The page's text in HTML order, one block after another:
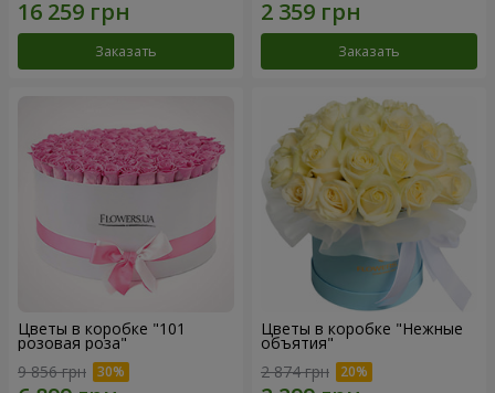
Заказать Заказать
Цветы в коробке "101
розовая роза"
9 856 грн
Цветы в коробке "Нежные
объятия"
2 874 грн